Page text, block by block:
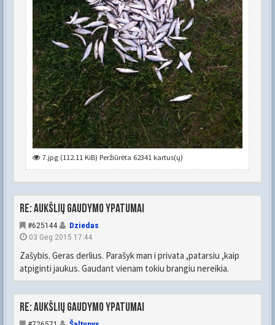
7.jpg (112.11 KiB) Peržiūrėta 62341 kartus(ų)
Re: Aukšlių gaudymo ypatumai
#625144
Dziedas
03 Geg 2015 17:44
Zašybis. Geras derlius. Parašyk man i privata ,patarsiu ,kaip
atpiginti jaukus. Gaudant vienam tokiu brangiu nereikia.
Re: Aukšlių gaudymo ypatumai